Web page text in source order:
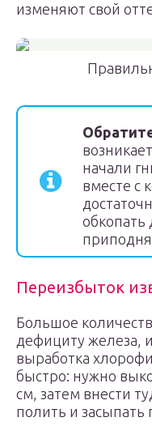
изменяют свой
начали
вместе с
обкопать
Переизбыток
Большое
дефициту железа,
выработка
быстро: нужно
см, затем внести
полить и